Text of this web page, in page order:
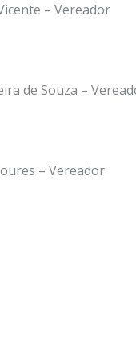
– Vereador
de Souza –
– Vereador